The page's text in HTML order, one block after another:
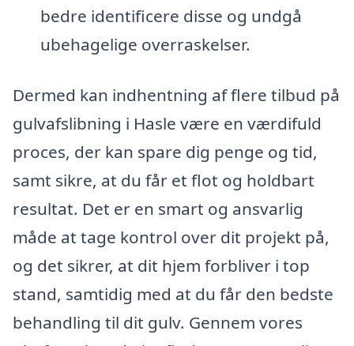
bedre identificere disse og undgå
ubehagelige overraskelser.
Dermed kan indhentning af flere tilbud på
gulvafslibning i Hasle være en værdifuld
proces, der kan spare dig penge og tid,
samt sikre, at du får et flot og holdbart
resultat. Det er en smart og ansvarlig
måde at tage kontrol over dit projekt på,
og det sikrer, at dit hjem forbliver i top
stand, samtidig med at du får den bedste
behandling til dit gulv. Gennem vores